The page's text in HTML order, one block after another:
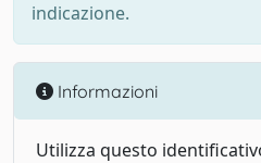
indicazione.
Informazioni
Utilizza questo